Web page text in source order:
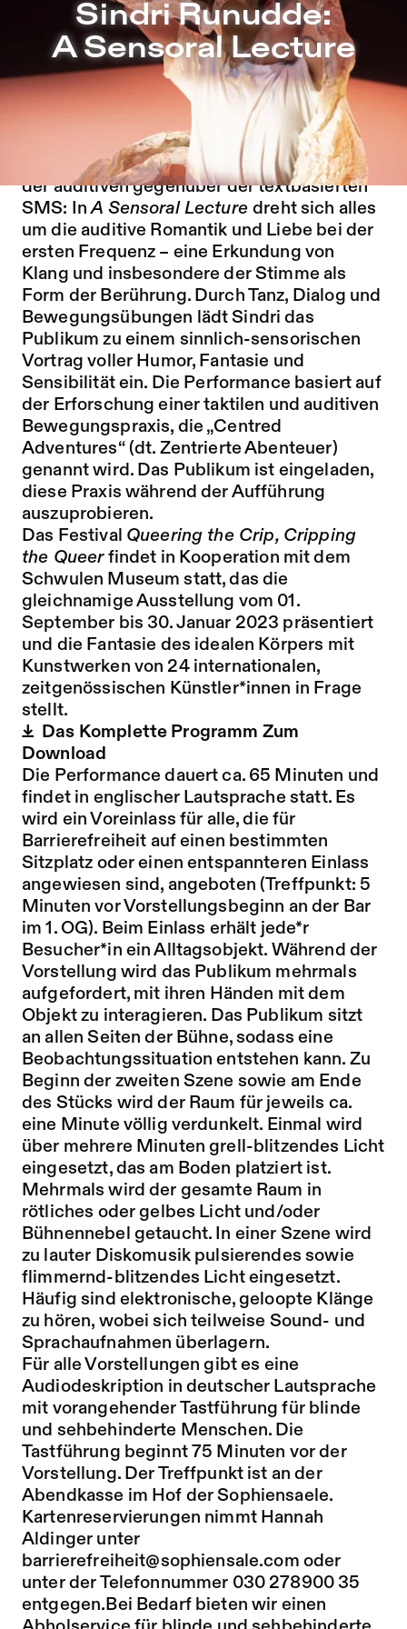
Zu Programm springen
Zu Aktuelles springen
Zu Seiten springen
Sindri Runnude: A Sensoral Lecure | Sept 09-11 |
Sindri Runudde:
A Sensoral Lecture
Gemeinsam mit der Komponistin Marta
Forsberg erforscht Sindri Runudde das
Konzept der Sprachnachricht und die Kultur
der auditiven gegenüber der textbasierten
SMS: InA Sensoral Lecturedreht sich alles
um die auditive Romantik und Liebe bei der
ersten Frequenz – eine Erkundung von
Klang und insbesondere der Stimme als
Form der Berührung. Durch Tanz, Dialog und
Bewegungsübungen lädt Sindri das
Publikum zu einem sinnlich-sensorischen
Vortrag voller Humor, Fantasie und
Sensibilität ein. Die Performance basiert auf
der Erforschung einer taktilen und auditiven
Bewegungspraxis, die „Centred
Adventures“ (dt. Zentrierte Abenteuer)
genannt wird. Das Publikum ist eingeladen,
diese Praxis während der Aufführung
auszuprobieren.
Das Festival Queering the Crip, Cripping
the Queerfindet in Kooperation mit dem
Schwulen Museum statt, das die
gleichnamige Ausstellung vom 01.
September bis 30. Januar 2023 präsentiert
und die Fantasie des idealen Körpers mit
Kunstwerken von 24 internationalen,
zeitgenössischen Künstler*innen in Frage
stellt.
Das Komplette Programm Zum
Download
Die Performance dauert ca. 65 Minuten und
findet in englischer Lautsprache statt. Es
wird ein Voreinlass für alle, die für
Barrierefreiheit auf einen bestimmten
Sitzplatz oder einen entspannteren Einlass
angewiesen sind, angeboten (Treffpunkt: 5
Minuten vor Vorstellungsbeginn an der Bar
im 1. OG). Beim Einlass erhält jede*r
Besucher*in ein Alltagsobjekt. Während der
Vorstellung wird das Publikum mehrmals
aufgefordert, mit ihren Händen mit dem
Objekt zu interagieren. Das Publikum sitzt
an allen Seiten der Bühne, sodass eine
Beobachtungssituation entstehen kann. Zu
Beginn der zweiten Szene sowie am Ende
des Stücks wird der Raum für jeweils ca.
eine Minute völlig verdunkelt. Einmal wird
über mehrere Minuten grell-blitzendes Licht
eingesetzt, das am Boden platziert ist.
Mehrmals wird der gesamte Raum in
rötliches oder gelbes Licht und/oder
Bühnennebel getaucht. In einer Szene wird
zu lauter Diskomusik pulsierendes sowie
flimmernd-blitzendes Licht eingesetzt.
Häufig sind elektronische, geloopte Klänge
zu hören, wobei sich teilweise Sound- und
Sprachaufnahmen überlagern.
Für alle Vorstellungen gibt es eine
Audiodeskription in deutscher Lautsprache
mit vorangehender Tastführung für blinde
und sehbehinderte Menschen. Die
Tastführung beginnt 75 Minuten vor der
Vorstellung. Der Treffpunkt ist an der
Abendkasse im Hof der Sophiensaele.
Kartenreservierungen nimmt Hannah
Aldinger unter
barrierefreiheit@sophiensale.com oder
unter der Telefonnummer 030 278900 35
entgegen.Bei Bedarf bieten wir einen